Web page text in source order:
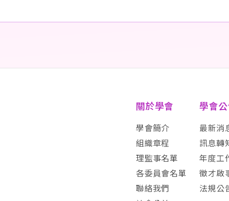
關於學會
學會簡介
組織章程
理監事名單
各委員會名單
聯絡我們
學會
最新消
訊息轉
年度工
徵才啟
法規公